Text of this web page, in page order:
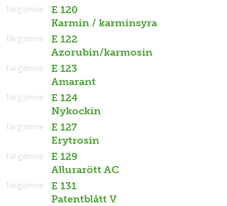
E 120
Karmin / karminsyra
färgämne
E 122
Azorubin/karmosin
färgämne
E 123
Amarant
färgämne
E 124
Nykockin
färgämne
E 127
Erytrosin
färgämne
E 129
Allurarött AC
färgämne
E 131
Patentblått V
färgämne